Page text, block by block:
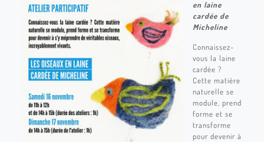
en laine
cardée de
Micheline
Connaissez-
vous la laine
cardée ?
Cette matière
naturelle se
module, prend
forme et se
transforme
pour devenir à